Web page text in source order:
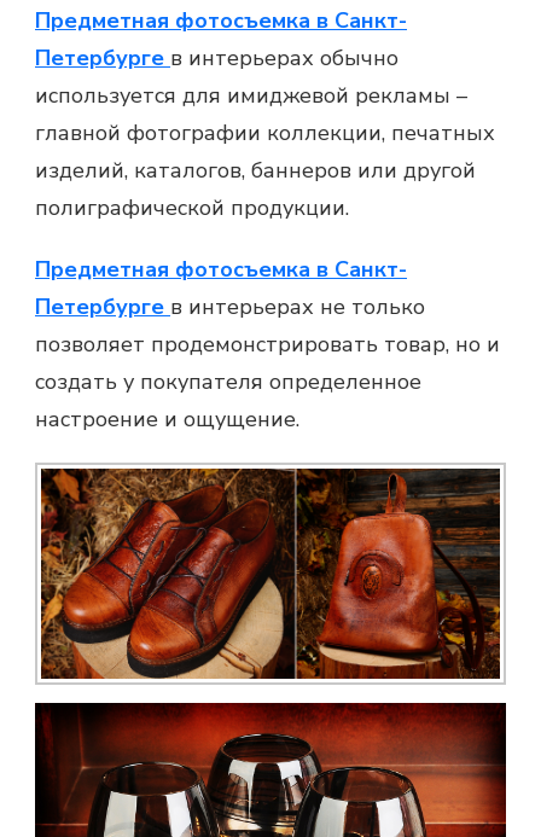
Предметная фотосъемка в Санкт-
Петербурге в интерьерах обычно
используется для имиджевой рекламы –
главной фотографии коллекции, печатных
изделий, каталогов, баннеров или другой
полиграфической продукции.
Предметная фотосъемка в Санкт-
Петербурге в интерьерах не только
позволяет продемонстрировать товар, но и
создать у покупателя определенное
настроение и ощущение.